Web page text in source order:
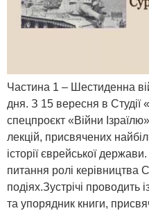
Частина 1 – Шестиденна
дня. З 15 вересня в Студії
спецпроєкт «Війни
лекцій, присвячених
історії єврейської
питання ролі керівництва
подіях.Зустрічі проводить
та упорядник книги,